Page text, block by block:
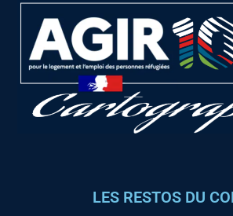
LES RESTOS DU